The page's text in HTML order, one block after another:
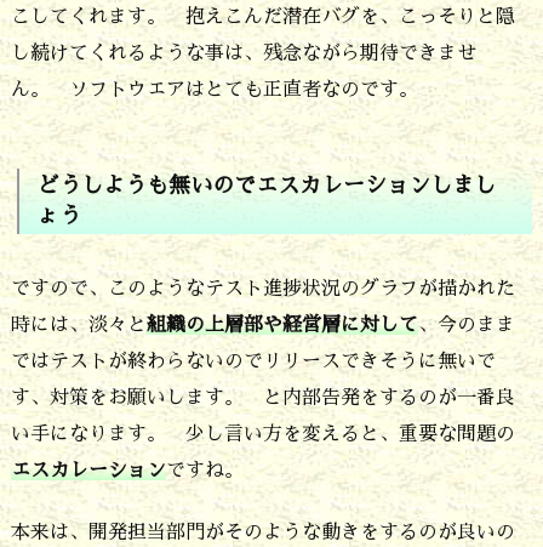
レ
ー
ョ
ン
し
し
ょ
う
1
1.
テ
こしてくれます。 抱えこんだ潜在バグを、こっそりと隠
し続けてくれるような事は、残念ながら期待できませ
ん。 ソフトウエアはとても正直者なのです。
どうしようも無いのでエスカレーションしまし
ょう
ですので、このようなテスト進捗状況のグラフが描かれた
時には、淡々と組織の上層部や経営層に対して、今のまま
ではテストが終わらないのでリリースできそうに無いで
す、対策をお願いします。 と内部告発をするのが一番良
い手になります。 少し言い方を変えると、重要な問題の
エスカレーションですね。
本来は、開発担当部門がそのような動きをするのが良いの